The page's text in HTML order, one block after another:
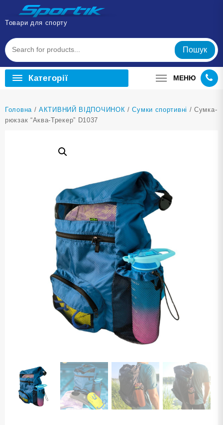
Перейти
вмісту
Товари для спорту
Пошук
Категорії МЕНЮ
Головна /АКТИВНИЙ ВІДПОЧИНОК /Сумки спортивні / Сумка-
рюкзак “Аква-Трекер” D1037